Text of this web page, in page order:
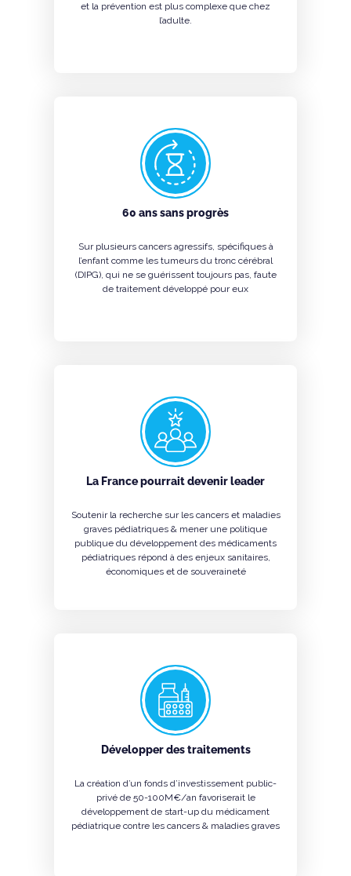
et la prévention est plus complexe que chez
l’adulte.
60 ans sans progrès
Sur plusieurs cancers agressifs, spécifiques à
l’enfant comme les tumeurs du tronc cérébral
(DIPG), qui ne se guérissent toujours pas, faute
de traitement développé pour eux
La France pourrait devenir leader
Soutenir la recherche sur les cancers et maladies
graves pédiatriques & mener une politique
publique du développement des médicaments
pédiatriques répond à des enjeux sanitaires,
économiques et de souveraineté
Développer des traitements
La création d’un fonds d’investissement public-
privé de 50-100M€/an favoriserait le
développement de start-up du médicament
pédiatrique contre les cancers & maladies graves